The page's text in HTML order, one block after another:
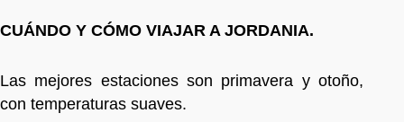
CUÁNDO Y CÓMO VIAJAR A JORDANIA.
Las mejores estaciones son primavera y otoño,
con temperaturas suaves.